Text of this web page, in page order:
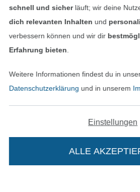
Finde mehr
In den
schnell und sicherläuft; wir deine
dich relevanten Inhalten und
verbessern können und wir dir
Erfahrung bieten
Weitere Informationen findest du in
Datenschutzerklärung und in unserem
Einstellungen
ALLE